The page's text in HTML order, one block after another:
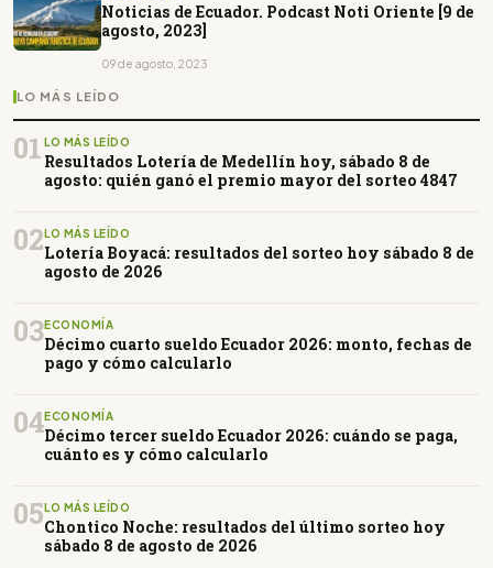
Noticias de Ecuador. Podcast Noti Oriente [9 de
agosto, 2023]
09 de agosto, 2023
LO MÁS LEÍDO
01 LO MÁS LEÍDO
Resultados Lotería de Medellín hoy, sábado 8 de
agosto: quién ganó el premio mayor del sorteo 4847
02LO MÁS LEÍDO
Lotería Boyacá: resultados del sorteo hoy sábado 8 de
agosto de 2026
03ECONOMÍA
Décimo cuarto sueldo Ecuador 2026: monto, fechas de
pago y cómo calcularlo
04ECONOMÍA
Décimo tercer sueldo Ecuador 2026: cuándo se paga,
cuánto es y cómo calcularlo
05LO MÁS LEÍDO
Chontico Noche: resultados del último sorteo hoy
sábado 8 de agosto de 2026